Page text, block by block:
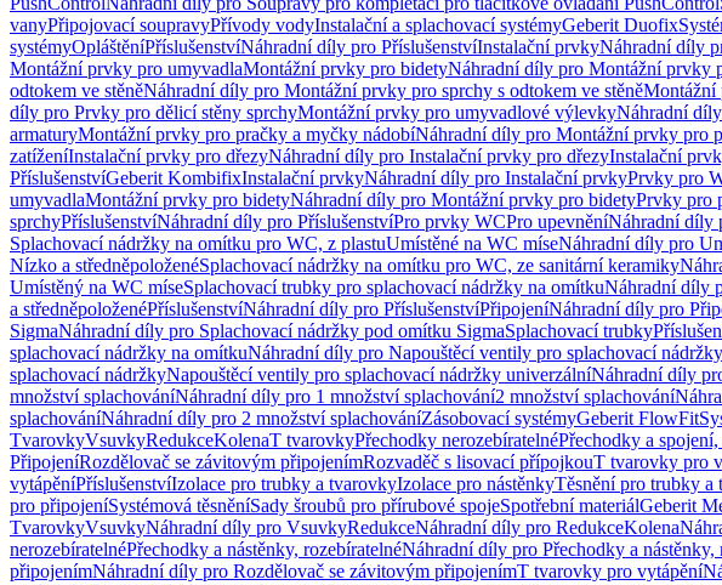
vanyPřipojovací soupravyPřívody vodyInstalační a splachovací systémyGeberit Duofix
systémyOpláštěníPříslušenstvíNáhradní díly pro PříslušenstvíInstalační prvkyNáhradní díly
Montážní prvky pro umyvadlaMontážní prvky pro bidetyNáhradní díly pro Montážní prvky
odtokem ve stěněNáhradní díly pro Montážní prvky pro sprchy s odtokem ve stěněMontážní
díly pro Prvky pro dělicí stěny sprchyMontážní prvky pro umyvadlové výlevkyNáhradní
armaturyMontážní prvky pro pračky a myčky nádobíNáhradní díly pro Montážní prvky pro
zatíženíInstalační prvky pro dřezyNáhradní díly pro Instalační prvky pro dřezyInstalační
PříslušenstvíGeberit KombifixInstalační prvkyNáhradní díly pro Instalační prvkyPrvky pro
umyvadlaMontážní prvky pro bidetyNáhradní díly pro Montážní prvky pro bidetyPrvky pro
sprchyPříslušenstvíNáhradní díly pro PříslušenstvíPro prvky WCPro upevněníNáhradní díly
Splachovací nádržky na omítku pro WC, z plastuUmístěné na WC míseNáhradní díly pro
Nízko a středněpoloženéSplachovací nádržky na omítku pro WC, ze sanitární keramiky
Umístěný na WC míseSplachovací trubky pro splachovací nádržky na omítkuNáhradní díly
a středněpoloženéPříslušenstvíNáhradní díly pro PříslušenstvíPřipojeníNáhradní díly pro
SigmaNáhradní díly pro Splachovací nádržky pod omítku SigmaSplachovací trubky
splachovací nádržky na omítkuNáhradní díly pro Napouštěcí ventily pro splachovací
splachovací nádržkyNapouštěcí ventily pro splachovací nádržky univerzálníNáhradní díly
množství splachováníNáhradní díly pro 1 množství splachování2 množství splachování
splachováníNáhradní díly pro 2 množství splachováníZásobovací systémyGeberit FlowFit
TvarovkyVsuvkyRedukceKolenaT tvarovkyPřechodky nerozebíratelnéPřechodky a
PřipojeníRozdělovač se závitovým připojenímRozvaděč s lisovací přípojkouT tvarovky pro
vytápěníPříslušenstvíIzolace pro trubky a tvarovkyIzolace pro nástěnkyTěsnění pro trubky a
pro připojeníSystémová těsněníSady šroubů pro přírubové spojeSpotřební materiálGeberit
TvarovkyVsuvkyNáhradní díly pro VsuvkyRedukceNáhradní díly pro RedukceKolena
nerozebíratelnéPřechodky a nástěnky, rozebíratelnéNáhradní díly pro Přechodky a nástěnky,
připojenímNáhradní díly pro Rozdělovač se závitovým připojenímT tvarovky pro vytápění